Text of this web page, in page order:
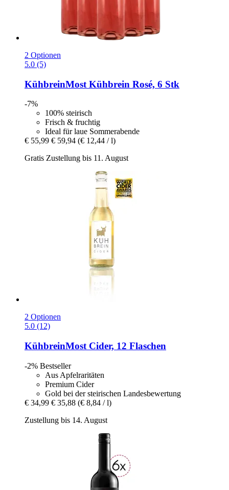
2 Optionen
5.0 (5)
KühbreinMost Kühbrein Rosé, 6 Stk
-7%
100% steirisch
Frisch & fruchtig
Ideal für laue Sommerabende
€ 55,99 € 59,94 (€ 12,44 / l)
Gratis Zustellung bis 11. August
2 Optionen
5.0 (12)
KühbreinMost Cider, 12 Flaschen
-2% Bestseller
Aus Apfelraritäten
Premium Cider
Gold bei der steirischen Landesbewertung
€ 34,99 € 35,88 (€ 8,84 / l)
Zustellung bis 14. August